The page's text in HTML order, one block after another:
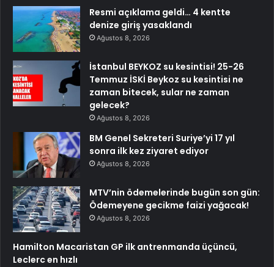
Resmi açıklama geldi… 4 kentte
denize giriş yasaklandı
Ağustos 8, 2026
İstanbul BEYKOZ su kesintisi! 25-26
Temmuz İSKİ Beykoz su kesintisi ne
zaman bitecek, sular ne zaman
gelecek?
Ağustos 8, 2026
BM Genel Sekreteri Suriye’yi 17 yıl
sonra ilk kez ziyaret ediyor
Ağustos 8, 2026
MTV’nin ödemelerinde bugün son gün:
Ödemeyene gecikme faizi yağacak!
Ağustos 8, 2026
Hamilton Macaristan GP ilk antrenmanda üçüncü,
Leclerc en hızlı